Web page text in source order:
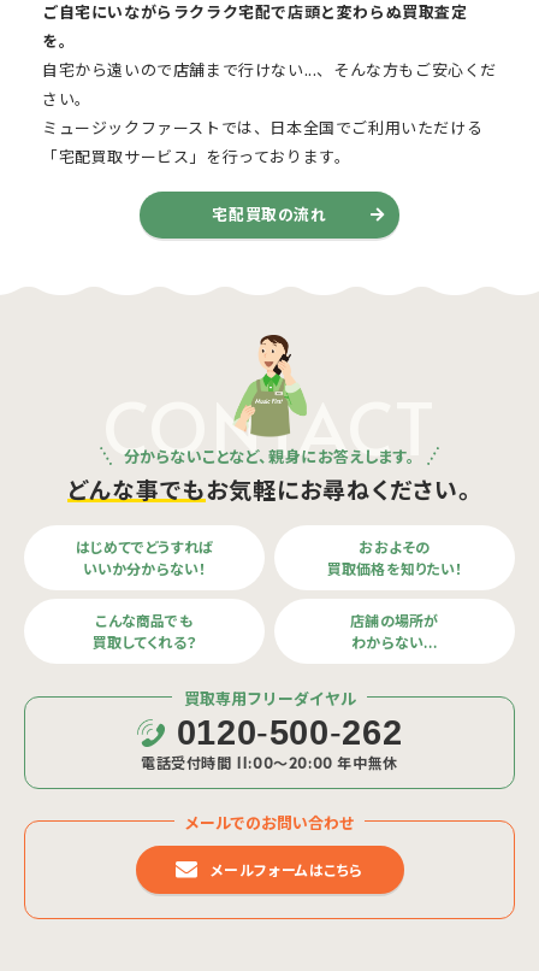
ご自宅にいながらラクラク宅配で店頭と変わらぬ買取査定
を。
自宅から遠いので店舗まで行けない...、そんな方もご安心くだ
さい。
ミュージックファーストでは、日本全国でご利用いただける
「宅配買取サービス」を行っております。
宅配買取の流れ
CONTACT
分からないことなど、親身にお答えします。
どんな事でもお気軽にお尋ねください。
はじめてでどうすれば
いいか分からない！
おおよその
買取価格を知りたい！
こんな商品でも
買取してくれる？
店舗の場所が
わからない…
買取専用フリーダイヤル
0120-500-262
電話受付時間 11:00〜20:00 年中無休
メールでのお問い合わせ
メールフォームはこちら